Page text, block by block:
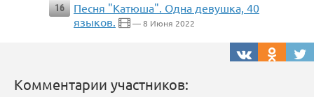
16
Песня "Катюша". Одна девушка, 40
языков.
— 8 Июня 2022
Комментарии участников: